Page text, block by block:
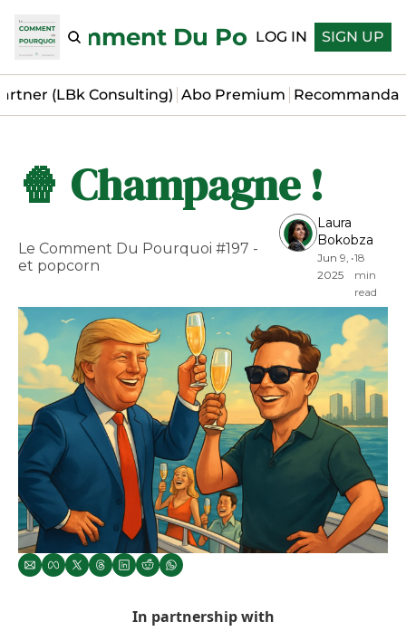
Le Comment Du Pourquoi
LOG IN SIGN UP
(LBk Consulting) Abo Premium
🍿 Champagne !
Le Comment Du Pourquoi #197 -
et popcorn
Laura
Bokobza
Jun 9,
2025
•18
min
read
In partnership with